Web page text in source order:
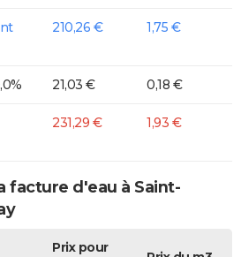
210,26 € 1,75 €
21,03 € 0,18 €
231,29 € 1,93 €
facture d'eau à Saint-
Prix pour